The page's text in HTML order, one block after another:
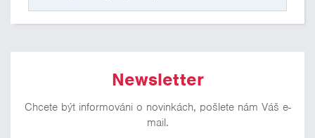
Newsletter
Chcete být informováni o novinkách, pošlete nám Váš e-
mail.